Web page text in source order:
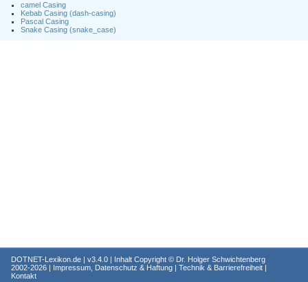
camel Casing
Kebab Casing (dash-casing)
Pascal Casing
Snake Casing (snake_case)
DOTNET-Lexikon.de | v3.4.0 | Inhalt Copyright © Dr. Holger Schwichtenberg
2002-2026 | Impressum, Datenschutz & Haftung | Technik & Barrierefreiheit |
Kontakt